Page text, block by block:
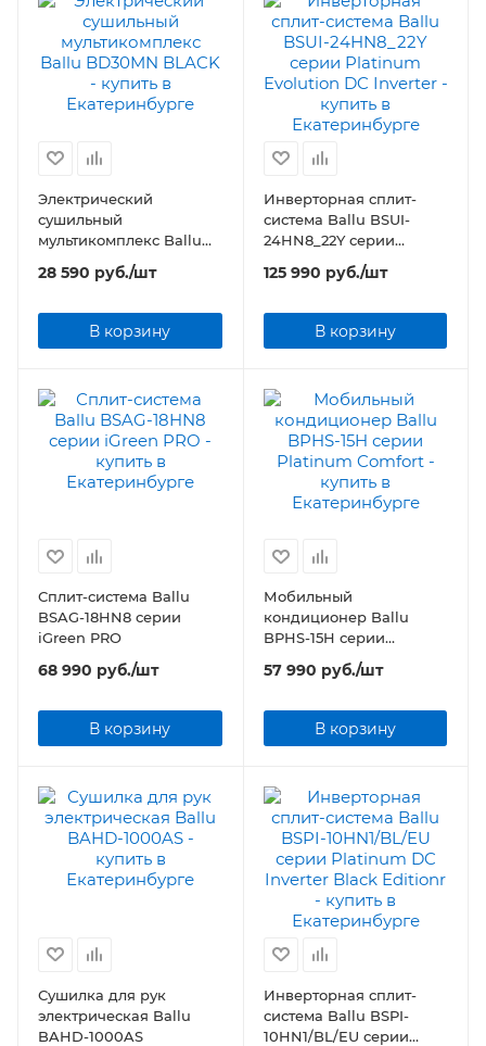
Электрический
сушильный
мультикомплекс Ballu
BD30MN BLACK
28 590 руб./шт
В корзину
Инверторная сплит-
система Ballu BSUI-
24HN8_22Y серии
Platinum Evolution DC
Inverter
125 990 руб./шт
В корзину
Сплит-система Ballu
BSAG-18HN8 серии
iGreen PRO
68 990 руб./шт
В корзину
Мобильный
кондиционер Ballu
BPHS-15H серии
Platinum Comfort
57 990 руб./шт
В корзину
Сушилка для рук
электрическая Ballu
BAHD-1000AS
Инверторная сплит-
система Ballu BSPI-
10HN1/BL/EU серии